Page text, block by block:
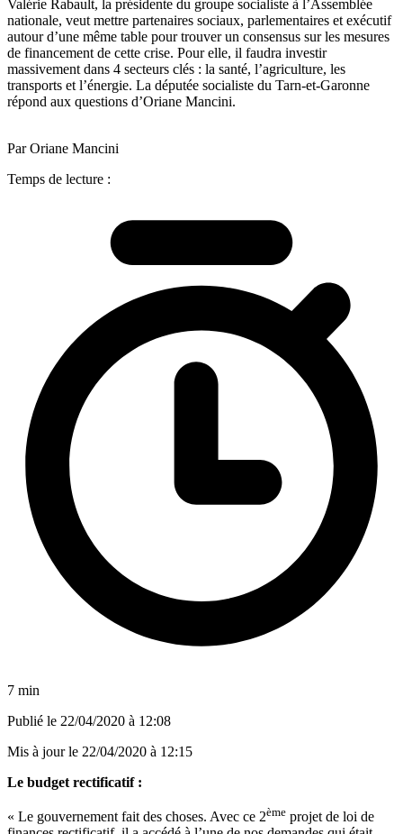
Valérie Rabault, la présidente du groupe socialiste à l’Assemblée
nationale, veut mettre partenaires sociaux, parlementaires et exécutif
autour d’une même table pour trouver un consensus sur les mesures
de financement de cette crise. Pour elle, il faudra investir
massivement dans 4 secteurs clés : la santé, l’agriculture, les
transports et l’énergie. La députée socialiste du Tarn-et-Garonne
répond aux questions d’Oriane Mancini.
Par Oriane Mancini
Temps de lecture :
7 min
Publié le 22/04/2020 à 12:08
Mis à jour le 22/04/2020 à 12:15
Le budget rectificatif :
« Le gouvernement fait des choses. Avec ce 2ème projet de loi de